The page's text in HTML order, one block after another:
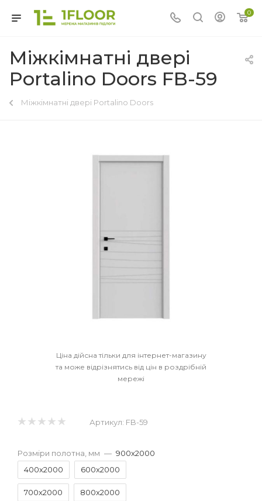
0
Міжкімнатні двері
Portalino Doors FB-59
Міжкімнатні двері Portalino Doors
Ціна дійсна тільки для інтернет-магазину
та може відрізнятись від цін в роздрібній
мережі
Артикул: FB-59
Розміри полотна, мм — 900x2000
400x2000
600x2000
700x2000 800x2000